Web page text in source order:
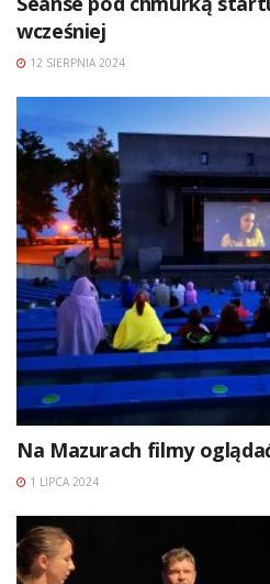
wcześniej
12 SIERPNIA 2024
Na Mazurach filmy
1 LIPCA 2024